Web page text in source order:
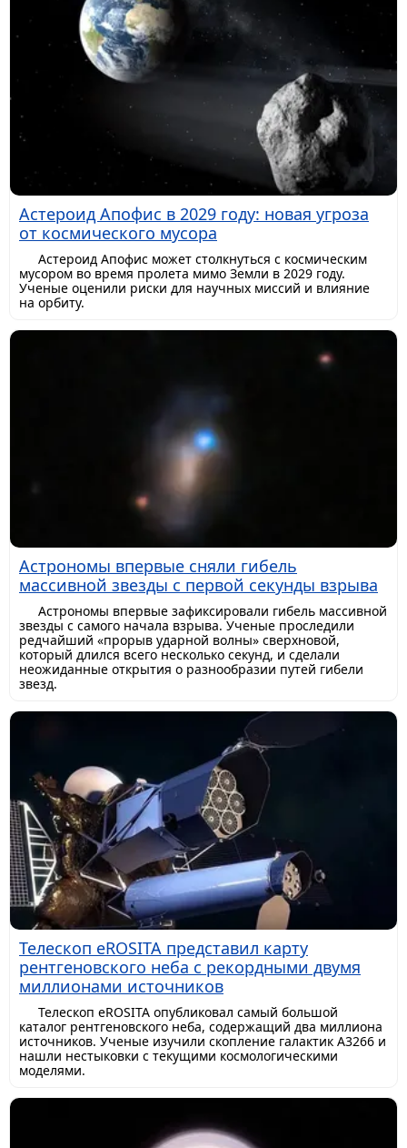
Астероид Апофис в 2029 году: новая угроза
от космического мусора
Астероид Апофис может столкнуться с космическим
мусором во время пролета мимо Земли в 2029 году.
Ученые оценили риски для научных миссий и влияние
на орбиту.
Астрономы впервые сняли гибель
массивной звезды с первой секунды взрыва
Астрономы впервые зафиксировали гибель массивной
звезды с самого начала взрыва. Ученые проследили
редчайший «прорыв ударной волны» сверхновой,
который длился всего несколько секунд, и сделали
неожиданные открытия о разнообразии путей гибели
звезд.
Телескоп eROSITA представил карту
рентгеновского неба с рекордными двумя
миллионами источников
Телескоп eROSITA опубликовал самый большой
каталог рентгеновского неба, содержащий два миллиона
источников. Ученые изучили скопление галактик A3266 и
нашли нестыковки с текущими космологическими
моделями.